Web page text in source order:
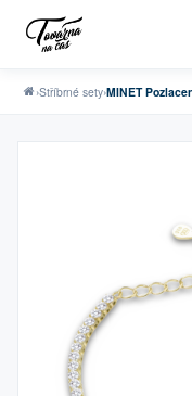
›Stříbrné sety›MINET